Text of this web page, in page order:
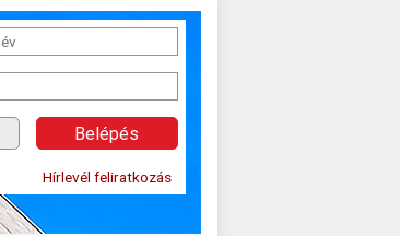
Hírlevél feliratkozás